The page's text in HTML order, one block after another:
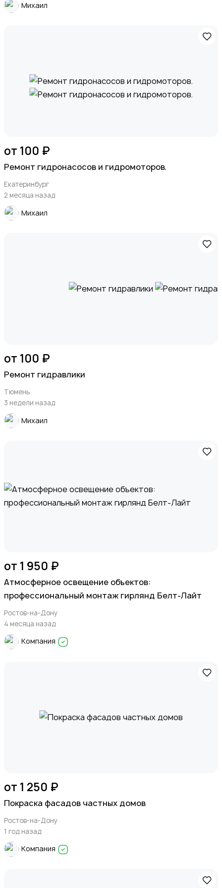
Михаил
от 100 ₽
Ремонт гидронасосов и гидромоторов.
Екатеринбург
2 месяца назад
Михаил
от 100 ₽
Ремонт гидравлики
Тюмень
3 недели назад
Михаил
от 1 950 ₽
Атмосферное освещение объектов:
профессиональный монтаж гирлянд Белт-Лайт
Ростов-на-Дону
4 месяца назад
Компания
от 1 250 ₽
Покраска фасадов частных домов
Ростов-на-Дону
1 год назад
Компания